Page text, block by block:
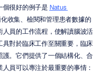
個很好的例子是 Natus
化收集、檢閱和管理患者數據的
員的工作流程，使解讀腦波活
對於臨床工作至關重要，臨床
。它們提供了一個結構化、合
員可以專注於最重要的事情：